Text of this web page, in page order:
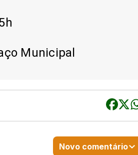
Municipal
Novo comentário